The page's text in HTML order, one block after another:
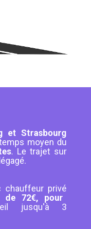
et Strasbourg
moyen du
. Le trajet sur
chauffeur privé
de 72€, pour
jusqu'à 3